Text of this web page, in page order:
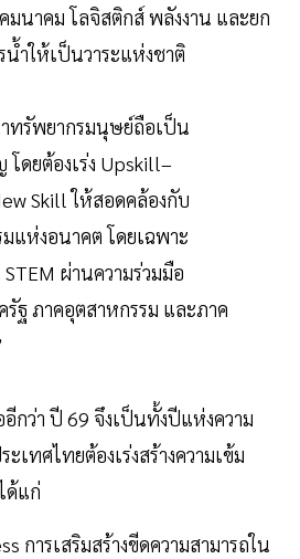
มนาคม โลจิสติกส์ พลังงาน และยก
น้ำให้เป็นวาระแห่งชาติ
ทรัพยากรมนุษย์ถือเป็น
โดยต้องเร่ง Upskill–
Skill ให้สอดคล้องกับ
แห่งอนาคต โดยเฉพาะ
ผ่านความร่วมมือ
รัฐ ภาคอุตสาหกรรม และภาค
อีกว่า ปี 69 จึงเป็นทั้งปีแห่งความ
เทศไทยต้องเร่งสร้างความเข้ม
ด้แก่
การเสริมสร้างขีดความสามารถใน